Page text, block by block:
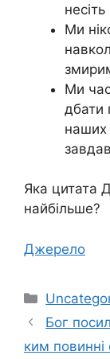
несіть
Ми
Ми
дбати
наших
Яка цитата
найбільше?
Джерело
Категорії
Бог
ким повинні